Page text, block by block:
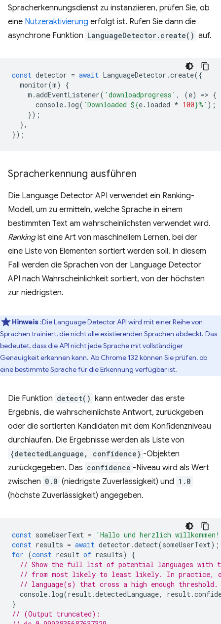
Spracherkennungsdienst zu instanziieren, prüfen Sie, ob
eine Nutzeraktivierung erfolgt ist. Rufen Sie dann die
asynchrone Funktion LanguageDetector.create() auf.
const detector = await LanguageDetector .create({
monitor(m)
{
m .addEventListener( 'downloadprogress' , (e) => {
console. log( `Downloaded ${e. loaded * 100}%` );
});
},
});
Spracherkennung ausführen
Die Language Detector API verwendet ein Ranking-
Modell, um zu ermitteln, welche Sprache in einem
bestimmten Text am wahrscheinlichsten verwendet wird.
Rankingist eine Art von maschinellem Lernen, bei der
eine Liste von Elementen sortiert werden soll. In diesem
Fall werden die Sprachen von der Language Detector
API nach Wahrscheinlichkeit sortiert, von der höchsten
zur niedrigsten.
Hinweis :Die Language Detector API wird mit einer Reihe von
Sprachen trainiert, die nicht alle existierenden Sprachen abdeckt. Das
bedeutet, dass die API nicht jede Sprache mit vollständiger
Genauigkeit erkennen kann. Ab Chrome 132 können Sie prüfen, ob
eine bestimmte Sprache für die Erkennung verfügbar ist.
Die Funktion detect() kann entweder das erste
Ergebnis, die wahrscheinlichste Antwort, zurückgeben
oder die sortierten Kandidaten mit dem Konfidenzniveau
durchlaufen. Die Ergebnisse werden als Liste von
{detectedLanguage, confidence} -Objekten
zurückgegeben. Das confidence -Niveau wird als Wert
zwischen 0.0 (niedrigste Zuverlässigkeit) und 1.0
(höchste Zuverlässigkeit) angegeben.
const someUserText =
'Hallo und herzlich
const results = await detector .detect(someUserText);
for (const result of results)
{
// Show the full list of potential languages with
// from most likely to least likely. In practice,
// language(s) that cross a high enough threshold.
console. log(result.detectedLanguage, result.
}
// (Output truncated):